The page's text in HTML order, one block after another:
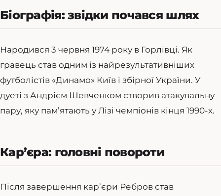
Біографія: звідки почався шлях
Народився 3 червня 1974 року в Горлівці. Як
гравець став одним із найрезультативніших
футболістів «Динамо» Київ і збірної України. У
дуеті з Андрієм Шевченком створив атакувальну
пару, яку пам’ятають у Лізі чемпіонів кінця 1990-х.
Кар’єра: головні повороти
Після завершення кар’єри Ребров став